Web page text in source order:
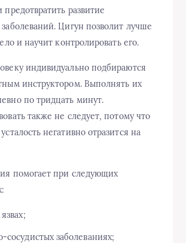
развитие
Цигун позволит лучше
и научит контролировать его.
индивидуально подбираются
инструктором. Выполнять их
по тридцать минут.
также не следует, потому что
негативно отразится на
помогает при следующих
сосудистых заболеваниях;